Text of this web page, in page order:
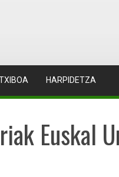
HARPIDETZA
Euskal